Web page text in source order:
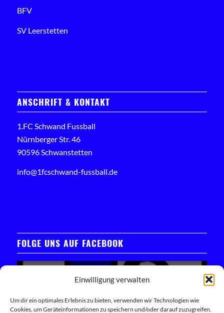
Einwilligung verwalten
Um dir ein optimales Erlebnis zu bieten, verwenden wir Technologien wie
Cookies, um Geräteinformationen zu speichern und/oder darauf zuzugreifen.
BFV
SV Leerstetten
ANSCHRIFT & KONTAKT
1.FC Schwand Fussball
Nürnberger Str. 46
90596 Schwanstetten
info@1fcschwand-fussball.de
FOLGE UNS AUF FACEBOOK